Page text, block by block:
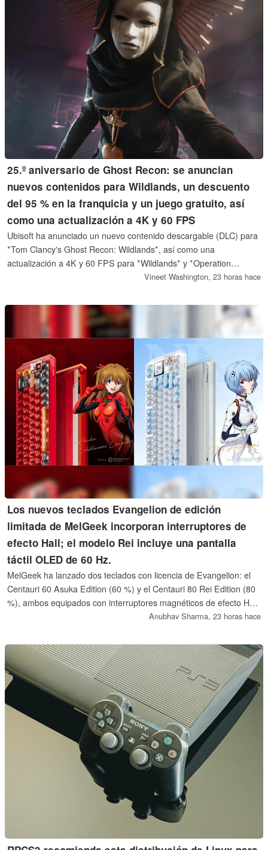
25.º aniversario de Ghost Recon: se anuncian
nuevos contenidos para Wildlands, un descuento
del 95 % en la franquicia y un juego gratuito, así
como una actualización a 4K y 60 FPS
Ubisoft ha anunciado un nuevo contenido descargable (DLC) para
*Tom Clancy's Ghost Recon: Wildlands*, así como una
actualización a 4K y 60 FPS para *Wildlands* y *Operation
Breakpoint*. *Future Soldier* está disponible de forma gratuita,
adquirir con un descuento del 95 %.
Vineet Washington, 23 horas hace
Los nuevos teclados Evangelion de edición
limitada de MelGeek incorporan interruptores de
efecto Hall; el modelo Rei incluye una pantalla
táctil OLED de 60 Hz.
MelGeek ha lanzado dos teclados con licencia de Evangelion: el
Centauri 60 Asuka Edition (60 %) y el Centauri 80 Rei Edition (80
%), ambos equipados con interruptores magnéticos de efecto Hall
con Rapid Trigger de 0,01 mm, a un precio de 359 y 459 dólares,
Anubhav Sharma, 23 horas hace